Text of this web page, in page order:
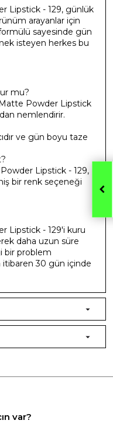
Lipstick - 129, günlük
arayanlar için
sayesinde gün
isteyen herkes bu
mu?
Powder Lipstick
nemlendirir.
ve gün boyu taze
Lipstick - 129,
bir renk seçeneği
Lipstick - 129'i kuru
daha uzun süre
bir problem
itibaren 30 gün içinde
var?